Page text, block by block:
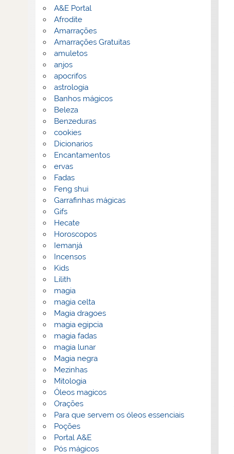
A&E Portal
Afrodite
Amarrações
Amarrações Gratuitas
amuletos
anjos
apocrifos
astrologia
Banhos mágicos
Beleza
Benzeduras
cookies
Dicionarios
Encantamentos
ervas
Fadas
Feng shui
Garrafinhas mágicas
Gifs
Hecate
Horoscopos
Iemanjá
Incensos
Kids
Lilith
magia
magia celta
Magia dragoes
magia egipcia
magia fadas
magia lunar
Magia negra
Mezinhas
Mitologia
Óleos magicos
Orações
Para que servem os óleos essenciais
Poções
Portal A&E
Pós mágicos